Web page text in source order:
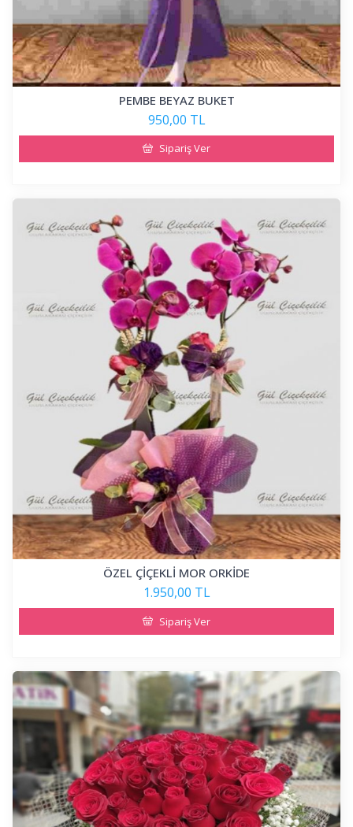
PEMBE BEYAZ BUKET
950,00 TL
Sipariş Ver
ÖZEL ÇİÇEKLİ MOR ORKİDE
1.950,00 TL
Sipariş Ver